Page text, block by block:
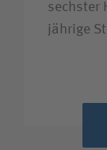
sechster
jährige